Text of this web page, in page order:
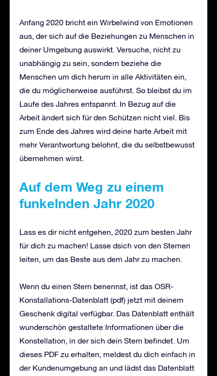
Anfang 2020 bricht ein Wirbelwind von Emotionen
aus, der sich auf die Beziehungen zu Menschen in
deiner Umgebung auswirkt. Versuche, nicht zu
unabhängig zu sein, sondern beziehe die
Menschen um dich herum in alle Aktivitäten ein,
die du möglicherweise ausführst. So bleibst du im
Laufe des Jahres entspannt. In Bezug auf die
Arbeit ändert sich für den Schützen nicht viel. Bis
zum Ende des Jahres wird deine harte Arbeit mit
mehr Verantwortung belohnt, die du selbstbewusst
übernehmen wirst.
Auf dem Weg zu einem
funkelnden Jahr 2020
Lass es dir nicht entgehen, 2020 zum besten Jahr
für dich zu machen! Lasse dsich von den Sternen
leiten, um das Beste aus dem Jahr zu machen.
Wenn du einen Stern benennst, ist das OSR-
Konstallations-Datenblatt (pdf) jetzt mit deinem
Geschenk digital verfügbar. Das Datenblatt enthält
wunderschön gestaltete Informationen über die
Konstellation, in der sich dein Stern befindet. Um
dieses PDF zu erhalten, meldest du dich einfach in
der Kundenumgebung an und lädst das Datenblatt